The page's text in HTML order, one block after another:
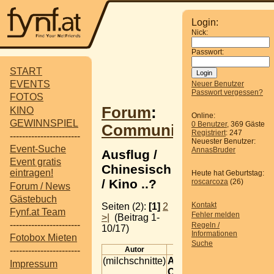
START
EVENTS
FOTOS
KINO
GEWINNSPIEL
-----------------------
Event-Suche
Event gratis
eintragen!
Forum / News
Gästebuch
Fynf.at Team
-----------------------
Fotobox Mieten
-----------------------
Impressum
Login:
Nick:
Passwort:
Neuer Benutzer
Passwort vergessen?
Online:
0 Benutzer, 369 Gäste
Registriert: 247
Neuester Benutzer:
AnnasBruder
Heute hat Geburtstag:
roscarcoza (26)
Kontakt
Fehler melden
Regeln /
Informationen
Suche
Forum:
Communitytreffen
Ausflug /
Chinesisch
/ Kino ..?
Seiten (2): [1] 2
>|
(Beitrag 1-
10/17)
Autor Beitrag
(milchschnitte)Ausflug /
Chinesisch /